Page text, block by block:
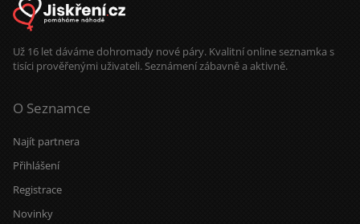
Už 16 let dáváme dohromady nové páry. Kvalitní online seznamka s
tisíci prověřenými uživateli. Seznámení zábavně a aktivně.
O Seznamce
Najít partnera
Přihlášení
Registrace
Novinky